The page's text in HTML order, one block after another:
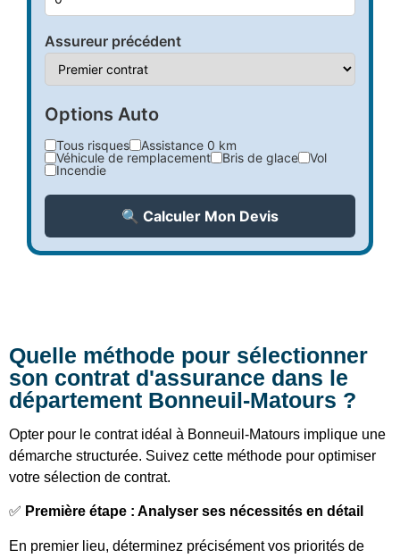
Assureur précédent
Options Auto
Tous risques
Assistance 0 km
Véhicule de remplacement
Bris de glace
Vol
Incendie
🔍 Calculer Mon Devis
Quelle méthode pour sélectionner
son contrat d'assurance dans le
département Bonneuil-Matours ?
Opter pour le contrat idéal à Bonneuil-Matours implique une
démarche structurée. Suivez cette méthode pour optimiser
votre sélection de contrat.
✅ Première étape : Analyser ses nécessités en détail
En premier lieu, déterminez précisément vos priorités de